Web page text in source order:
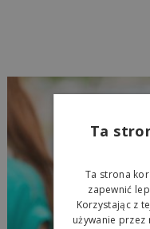
Ta
Ta strona
zapewnić
Korzystając z
używanie przez